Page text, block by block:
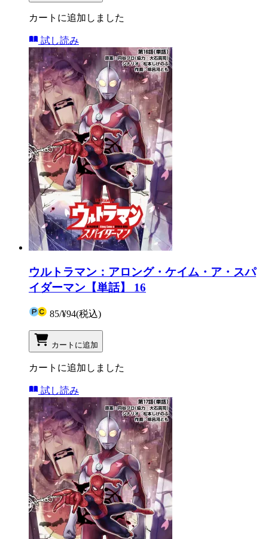
カートに追加しました
試し読み
ウルトラマン：アロング・ケイム・ア・スパ
イダーマン【単話】 16
85/¥94(税込)
カートに追加
カートに追加しました
試し読み